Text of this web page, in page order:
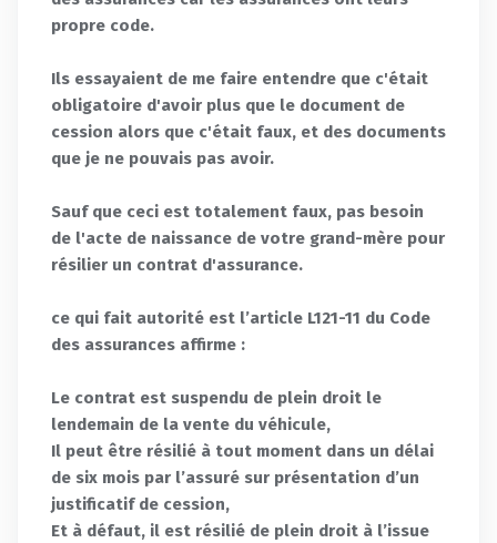
propre code.
Ils essayaient de me faire entendre que c'était
obligatoire d'avoir plus que le document de
cession alors que c'était faux, et des documents
que je ne pouvais pas avoir.
Sauf que ceci est totalement faux, pas besoin
de l'acte de naissance de votre grand-mère pour
résilier un contrat d'assurance.
ce qui fait autorité est l’article L121-11 du Code
des assurances affirme :
Le contrat est suspendu de plein droit le
lendemain de la vente du véhicule,
Il peut être résilié à tout moment dans un délai
de six mois par l’assuré sur présentation d’un
justificatif de cession,
Et à défaut, il est résilié de plein droit à l’issue